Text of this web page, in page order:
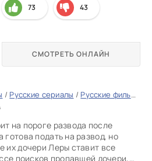
/ Русские сериалы / Русские фильмы 2026
на пороге развода после
подать на развод, но
их дочери Леры ставит все
поисков пропавшей дочери,
СМОТРЕТЬ ОНЛАЙН
73 43